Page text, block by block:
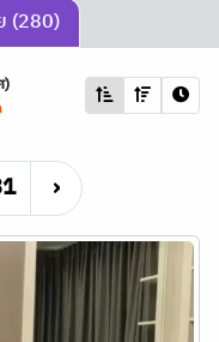
(280)
)
›